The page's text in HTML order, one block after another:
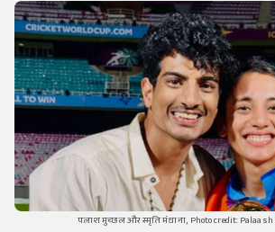
पलाश मुच्छल और स्मृति मंधाना, Photo credit: